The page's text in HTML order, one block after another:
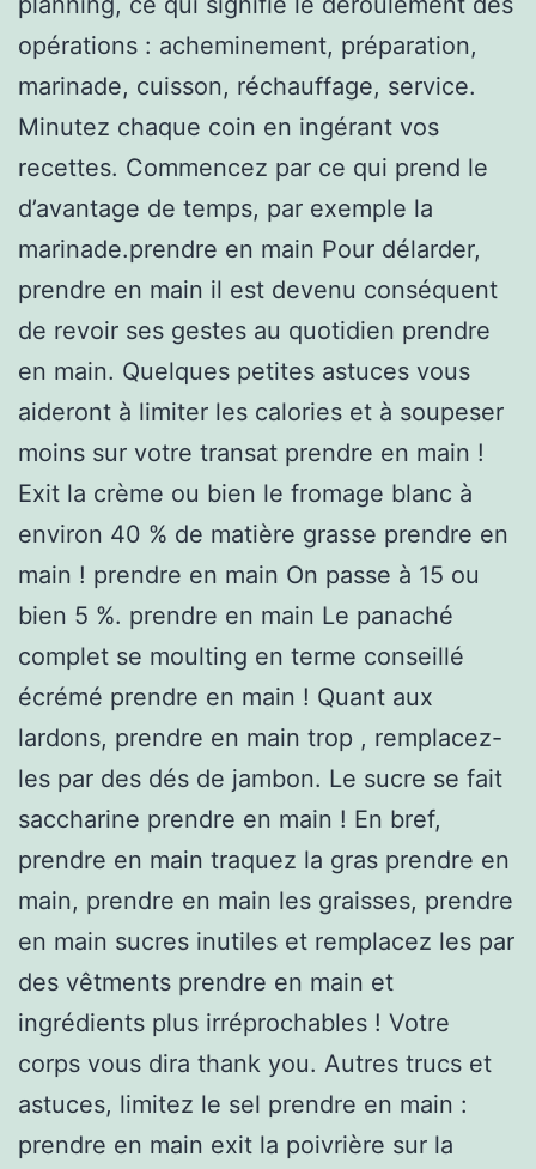
opérations : acheminement, préparation,
marinade, cuisson, réchauffage, service.
Minutez chaque coin en ingérant vos
recettes. Commencez par ce qui prend le
d’avantage de temps, par exemple la
marinade.prendre en main Pour délarder,
prendre en main il est devenu conséquent
de revoir ses gestes au quotidien prendre
en main. Quelques petites astuces vous
aideront à limiter les calories et à soupeser
moins sur votre transat prendre en main !
Exit la crème ou bien le fromage blanc à
environ 40 % de matière grasse prendre en
main ! prendre en main On passe à 15 ou
bien 5 %. prendre en main Le panaché
complet se moulting en terme conseillé
écrémé prendre en main ! Quant aux
lardons, prendre en main trop , remplacez-
les par des dés de jambon. Le sucre se fait
saccharine prendre en main ! En bref,
prendre en main traquez la gras prendre en
main, prendre en main les graisses, prendre
en main sucres inutiles et remplacez les par
des vêtments prendre en main et
ingrédients plus irréprochables ! Votre
corps vous dira thank you. Autres trucs et
astuces, limitez le sel prendre en main :
prendre en main exit la poivrière sur la